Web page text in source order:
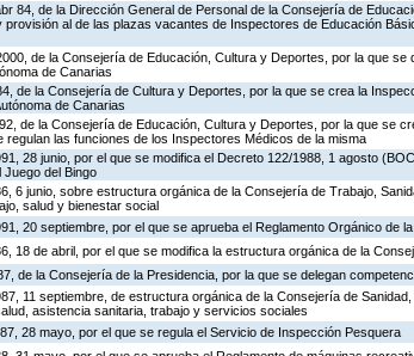
84, de la Dirección General de Personal de la Consejería de
provisión al de las plazas vacantes de Inspectores de Educación
de la Consejería de Educación, Cultura y Deportes, por la que
de Canarias
de la Consejería de Cultura y Deportes, por la que se crea la
de Canarias
de la Consejería de Educación, Cultura y Deportes, por la que se
regulan las funciones de los Inspectores Médicos de la misma
28 junio, por el que se modifica el Decreto 122/1988, 1 agosto
Juego del Bingo
6 junio, sobre estructura orgánica de la Consejería de Trabajo,
salud y bienestar social
20 septiembre, por el que se aprueba el Reglamento Orgánico de
18 de abril, por el que se modifica la estructura orgánica de la
de la Consejería de la Presidencia, por la que se delegan
11 septiembre, de estructura orgánica de la Consejería de
asistencia sanitaria, trabajo y servicios sociales
28 mayo, por el que se regula el Servicio de Inspección Pesquera